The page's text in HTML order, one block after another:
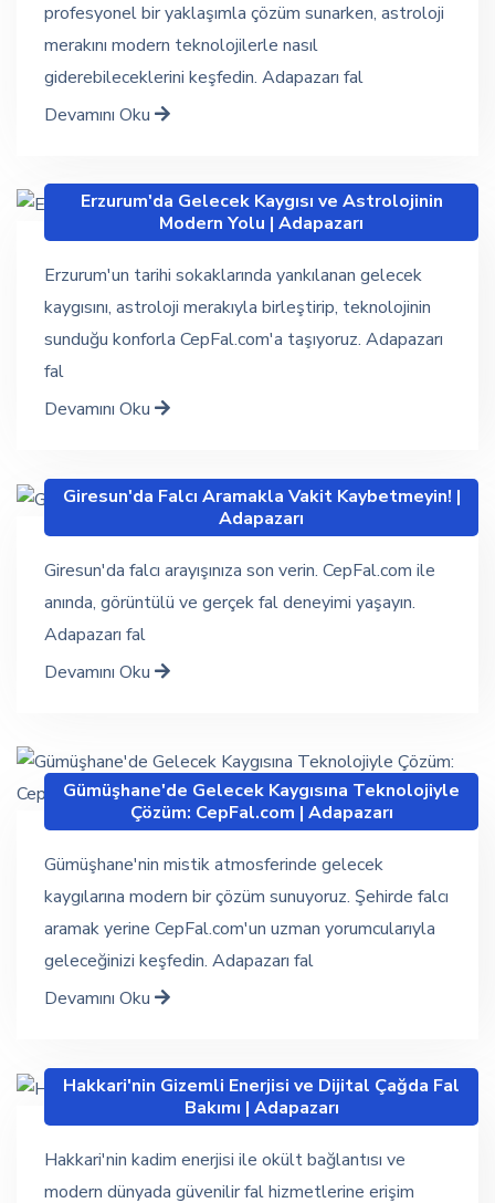
profesyonel bir yaklaşımla çözüm sunarken, astroloji
merakını modern teknolojilerle nasıl
giderebileceklerini keşfedin. Adapazarı fal
Devamını Oku
Erzurum'da Gelecek Kaygısı ve Astrolojinin
Modern Yolu | Adapazarı
Erzurum'un tarihi sokaklarında yankılanan gelecek
kaygısını, astroloji merakıyla birleştirip, teknolojinin
sunduğu konforla CepFal.com'a taşıyoruz. Adapazarı
fal
Devamını Oku
Giresun'da Falcı Aramakla Vakit Kaybetmeyin! |
Adapazarı
Giresun'da falcı arayışınıza son verin. CepFal.com ile
anında, görüntülü ve gerçek fal deneyimi yaşayın.
Adapazarı fal
Devamını Oku
Gümüşhane'de Gelecek Kaygısına Teknolojiyle
Çözüm: CepFal.com | Adapazarı
Gümüşhane'nin mistik atmosferinde gelecek
kaygılarına modern bir çözüm sunuyoruz. Şehirde falcı
aramak yerine CepFal.com'un uzman yorumcularıyla
geleceğinizi keşfedin. Adapazarı fal
Devamını Oku
Hakkari'nin Gizemli Enerjisi ve Dijital Çağda Fal
Bakımı | Adapazarı
Hakkari'nin kadim enerjisi ile okült bağlantısı ve
modern dünyada güvenilir fal hizmetlerine erişim